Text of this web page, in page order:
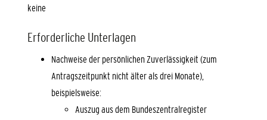
keine
Erforderliche Unterlagen
Nachweise der persönlichen Zuverlässigkeit (zum
Antragszeitpunkt nicht älter als drei Monate),
beispielsweise:
Auszug aus dem Bundeszentralregister